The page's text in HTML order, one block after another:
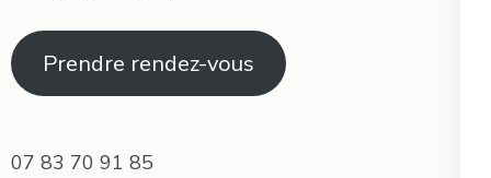
Prendre rendez-vous
07 83 70 91 85